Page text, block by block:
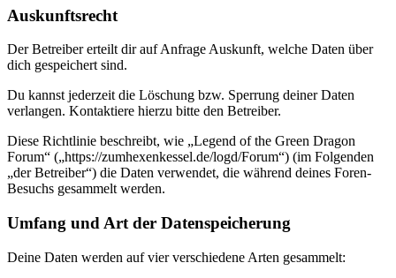
Auskunftsrecht
Der Betreiber erteilt dir auf Anfrage Auskunft, welche Daten über
dich gespeichert sind.
Du kannst jederzeit die Löschung bzw. Sperrung deiner Daten
verlangen. Kontaktiere hierzu bitte den Betreiber.
Diese Richtlinie beschreibt, wie „Legend of the Green Dragon
Forum“ („https://zumhexenkessel.de/logd/Forum“) (im Folgenden
„der Betreiber“) die Daten verwendet, die während deines Foren-
Besuchs gesammelt werden.
Umfang und Art der Datenspeicherung
Deine Daten werden auf vier verschiedene Arten gesammelt: